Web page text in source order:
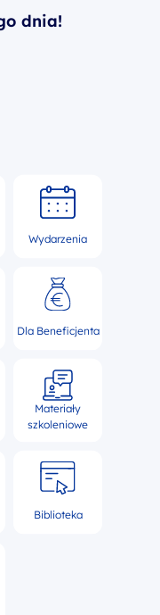
dnia!
Wydarzenia
Dla Beneficjenta
Materiały
szkoleniowe
Biblioteka